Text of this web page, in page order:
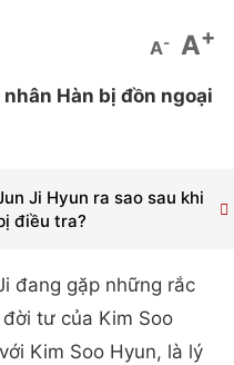
A- A+
Hàn bị đồn ngoại
Ji Hyun ra sao sau khi
điều tra?
đang gặp những rắc
tư của Kim Soo
Kim Soo Hyun, là lý